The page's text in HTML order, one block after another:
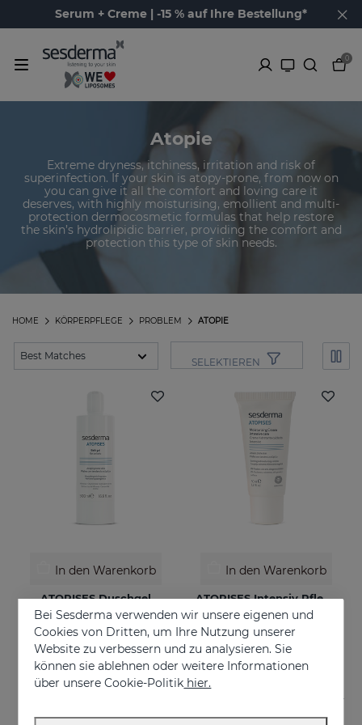
Serum + Creme | -15 % auf Ihre Bestellung*
0
Atopie
Extreme dryness, itchiness, irritation and risk of
superinfection. If your skin is atopy-prone, from now on
you can give it all the comfort and loving care it
deserves, with highly moisturising, emollient and multi-
protection dermocosmetic formulas that help restore
the skin’s hydrolipidic barrier, providing the comfort and
protection this type of skin needs.
ATOPIE
PROBLEM
KÖRPERPFLEGE
HOME
SELEKTIEREN
In den Warenkorb
ATOPISES Duschgel
Für zu Atopie neigende Haut
12.95 €
In den Warenkorb
ATOPISES Intensiv Pflegende Feuchtigkeitscreme
Für zu Atopie neigende Haut
26.95 €
Bei Sesderma verwenden wir unsere eigenen und
Cookies von Dritten, um Ihre Nutzung unserer
Website zu verbessern und zu analysieren. Sie
können sie ablehnen oder weitere Informationen
über unsere Cookie-Politik hier.